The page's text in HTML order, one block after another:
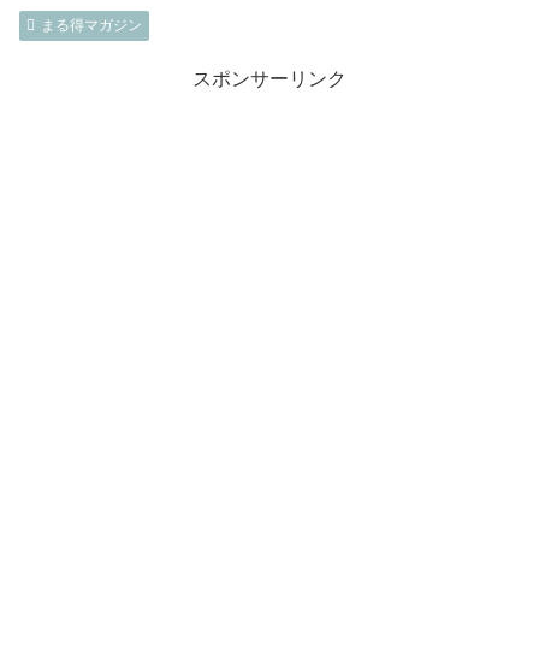
まる得マガジン
スポンサーリンク